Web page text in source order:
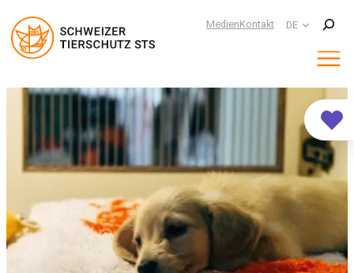
MedienKontakt DE
Suchen